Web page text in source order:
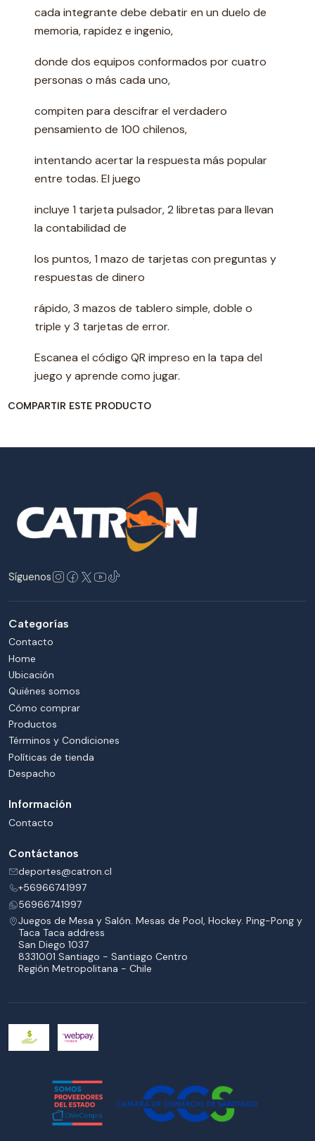
cada integrante debe debatir en un duelo de
memoria, rapidez e ingenio,
donde dos equipos conformados por cuatro
personas o más cada uno,
compiten para descifrar el verdadero
pensamiento de 100 chilenos,
intentando acertar la respuesta más popular
entre todas. El juego
incluye 1 tarjeta pulsador, 2 libretas para llevan
la contabilidad de
los puntos, 1 mazo de tarjetas con preguntas y
respuestas de dinero
rápido, 3 mazos de tablero simple, doble o
triple y 3 tarjetas de error.
Escanea el código QR impreso en la tapa del
juego y aprende como jugar.
COMPARTIR ESTE PRODUCTO
Síguenos
Categorías
Contacto
Home
Ubicación
Quiénes somos
Cómo comprar
Productos
Términos y Condiciones
Políticas de tienda
Despacho
Información
Contacto
Contáctanos
deportes@catron.cl
+56966741997
56966741997
Juegos de Mesa y Salón. Mesas de Pool, Hockey. Ping-Pong y
Taca Taca address
San Diego 1037
8331001 Santiago - Santiago Centro
Región Metropolitana - Chile